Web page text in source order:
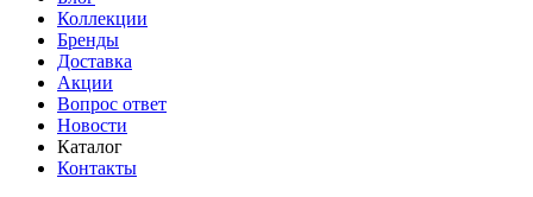
Коллекции
Бренды
Доставка
Акции
Вопрос ответ
Новости
Каталог
Контакты